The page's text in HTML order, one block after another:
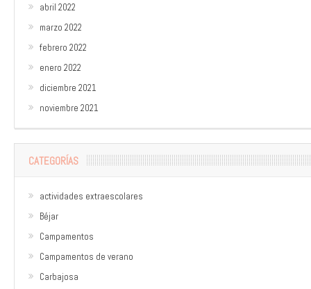
abril 2022
marzo 2022
febrero 2022
enero 2022
diciembre 2021
noviembre 2021
CATEGORÍAS
actividades extraescolares
Béjar
Campamentos
Campamentos de verano
Carbajosa